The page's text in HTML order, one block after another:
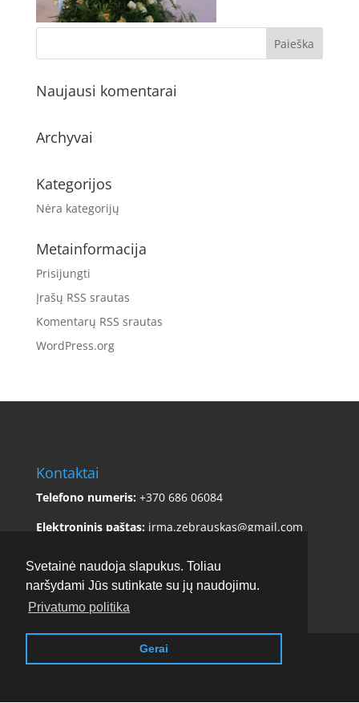
Svetainė naudoja slapukus. Toliau
naršydami Jūs sutinkate su jų naudojimu.
Privatumo politika
Gerai
Naujausi komentarai
Archyvai
Kategorijos
Nėra kategorijų
Metainformacija
Prisijungti
Įrašų RSS srautas
Komentarų RSS srautas
WordPress.org
Kontaktai
Telefono numeris: +370 686 06084
Elektroninis paštas: irma.zebrauskas@gmail.com